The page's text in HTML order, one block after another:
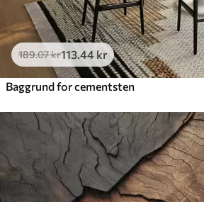
189.07kr113.44 kr
Baggrund for cementsten